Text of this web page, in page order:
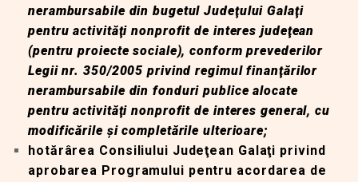
nerambursabile din bugetul Judeţului Galaţi
pentru activităţi nonprofit de interes judeţean
(pentru proiecte sociale), conform prevederilor
Legii nr. 350/2005 privind regimul finanţărilor
nerambursabile din fonduri publice alocate
pentru activităţi nonprofit de interes general, cu
modificările şi completările ulterioare;
hotărârea Consiliului Judeţean Galaţi privind
aprobarea Programului pentru acordarea de